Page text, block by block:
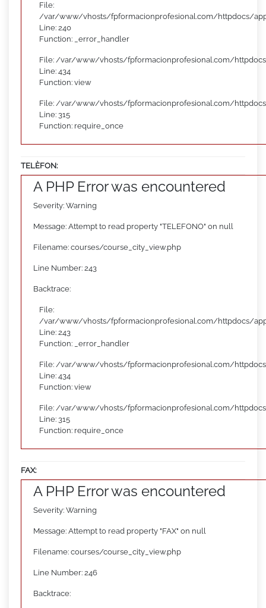
File:
/var/www/vhosts/fpformacionprofesional.com/httpdocs/
Line: 240
Function: _error_handler
File: /var/www/vhosts/fpformacionprofesional.com/
Line: 434
Function: view
File: /var/www/vhosts/fpformacionprofesional.com/
Line: 315
Function: require_once
TELÈFON:
A PHP Error was encountered
Severity: Warning
Message: Attempt to read property "TELEFONO" on null
Filename: courses/course_city_view.php
Line Number: 243
Backtrace:
File:
/var/www/vhosts/fpformacionprofesional.com/httpdocs/
Line: 243
Function: _error_handler
File: /var/www/vhosts/fpformacionprofesional.com/
Line: 434
Function: view
File: /var/www/vhosts/fpformacionprofesional.com/
Line: 315
Function: require_once
FAX:
A PHP Error was encountered
Severity: Warning
Message: Attempt to read property "FAX" on null
Filename: courses/course_city_view.php
Line Number: 246
Backtrace: